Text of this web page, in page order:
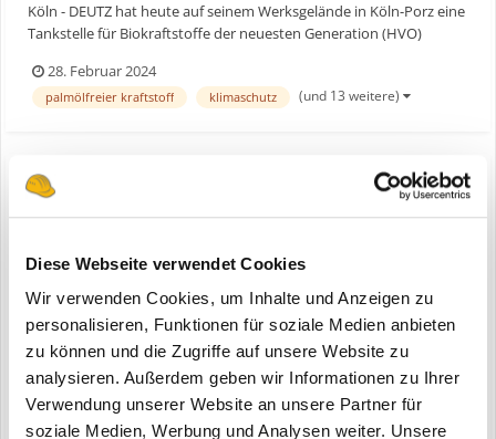
Diese Webseite verwendet Cookies
Wir verwenden Cookies, um Inhalte und Anzeigen zu
personalisieren, Funktionen für soziale Medien anbieten
zu können und die Zugriffe auf unsere Website zu
analysieren. Außerdem geben wir Informationen zu Ihrer
Verwendung unserer Website an unsere Partner für
soziale Medien, Werbung und Analysen weiter. Unsere
Köln - DEUTZ hat heute auf seinem Werksgelände in Köln-Porz eine
Tankstelle für Biokraftstoffe der neuesten Generation (HVO)
der DEUTZ AG am Standort den paraffinischen Dieselkraftstoff
HVO tanken. Das betrifft die gesamte Kölner DEUT...
28. Februar 2024
palmölfreier kraftstoff klimaschutz (und 13 weitere)
ein Thema erstellte Bauforum24 inNews aus der
Köln - DEUTZ hat heute auf seinem Werksgelände in Köln-Porz eine
Tankstelle für Biokraftstoffe der neuesten Generation (HVO)
eröffnet. Ab sofort können damit alle dieselbetriebenen Fahrzeuge
der DEUTZ AG am Standort den paraffinischen Dieselkraftstoff
HVO tanken. Das betrifft die gesamte Kölner DEUT...
28. Februar 2024
palmölfreier kraftstoff klimaschutz (und 13 weitere)